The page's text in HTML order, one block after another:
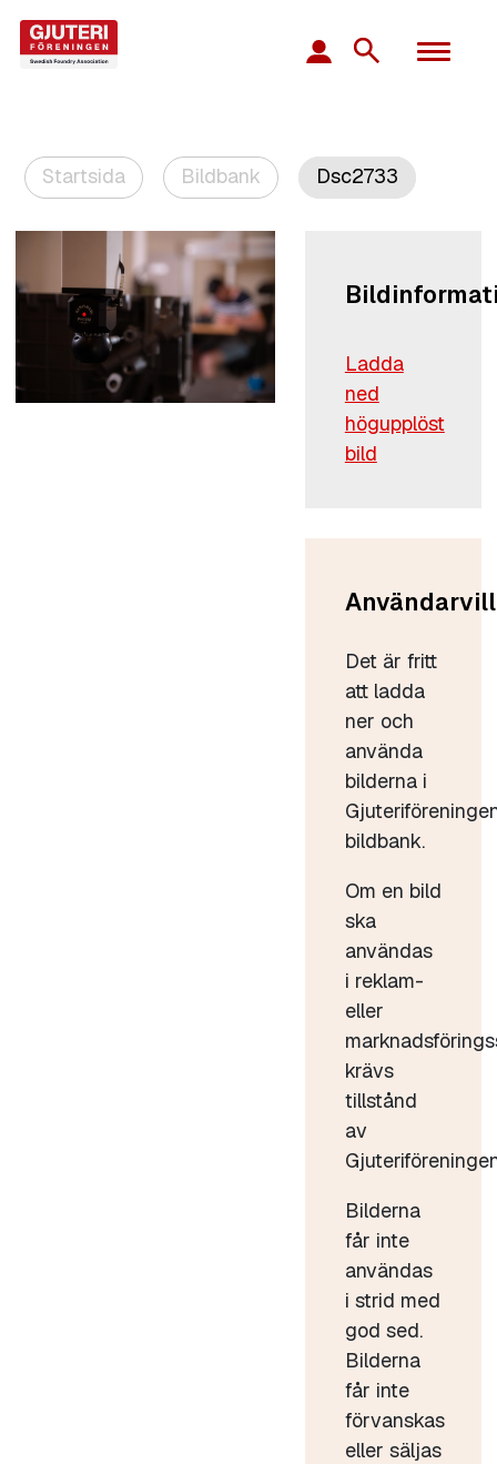
Startsida Bildbank Dsc2733
Ladda
ned
högupplöst
bild
Det är fritt
att ladda
ner och
använda
bilderna i
bildbank.
Om en bild
ska
användas
i reklam-
eller
krävs
tillstånd
av
Bilderna
får inte
användas
i strid med
god sed.
Bilderna
får inte
förvanskas
eller säljas